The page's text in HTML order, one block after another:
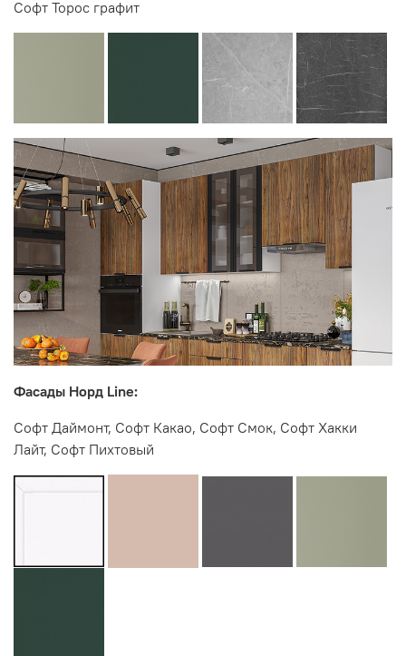
Софт Торос графит
Фасады Норд Line:
Софт Даймонт, Софт Какао, Софт Смок, Софт Хакки
Лайт, Софт Пихтовый